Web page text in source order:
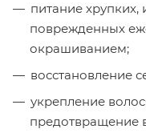
питание хрупких,
поврежденных
окрашиванием;
восстановление
укрепление
предотвращение